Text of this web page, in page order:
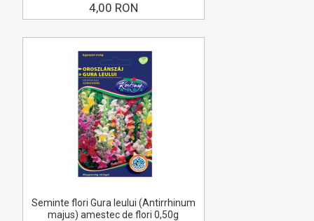
4,00 RON
Seminte flori Gura leului (Antirrhinum
majus) amestec de flori 0,50g